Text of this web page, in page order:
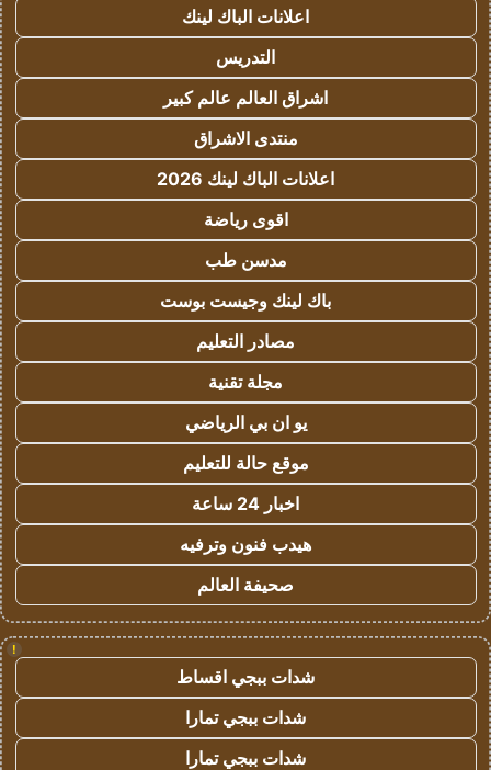
اعلانات الباك لينك
التدريس
اشراق العالم عالم كبير
منتدى الاشراق
اعلانات الباك لينك 2026
اقوى رياضة
مدسن طب
باك لينك وجيست بوست
مصادر التعليم
مجلة تقنية
يو ان بي الرياضي
موقع حالة للتعليم
اخبار 24 ساعة
هيدب فنون وترفيه
صحيفة العالم
!
شدات ببجي اقساط
شدات ببجي تمارا
شدات ببجي تمارا